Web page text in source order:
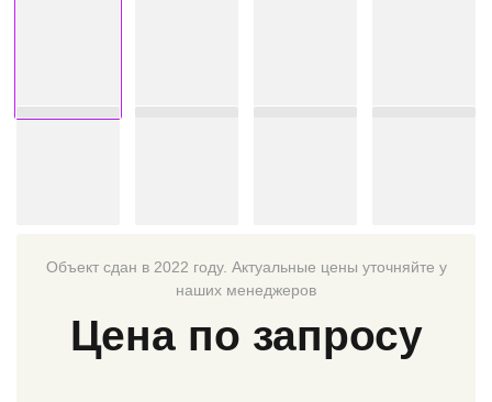
Объект сдан в 2022 году. Актуальные цены уточняйте у
наших менеджеров
Цена по запросу